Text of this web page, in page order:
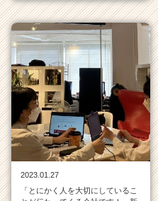
C
a
r）
2023.01.27
「とにかく人を大切にしているこ